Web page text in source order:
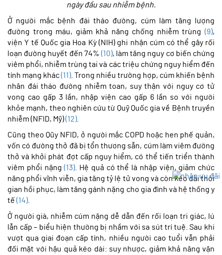
ngày đầu sau nhiễm bệnh.
Ở người mắc bệnh đái tháo đường, cúm làm tăng lượng
đường trong máu, giảm khả năng chống nhiễm trùng (9),
viện Y tế Quốc gia Hoa Kỳ (NIH) ghi nhận cúm có thể gây rối
loạn đường huyết đến 74% (10), làm tăng nguy cơ biến chứng
viêm phổi, nhiễm trùng tai và các triệu chứng nguy hiểm đến
tính mạng khác(11). Trong nhiều trường hợp, cúm khiến bệnh
nhân đái tháo đường nhiễm toan, suy thận với nguy cơ tử
vong cao gấp 3 lần, nhập viện cao gấp 6 lần so với người
khỏe mạnh, theo nghiên cứu từ Quỹ Quốc gia về Bệnh truyền
nhiễm (NFID, Mỹ)(12).
Cũng theo Qũy NFID, ở người mắc COPD hoặc hen phế quản,
vốn có đường thở đã bị tổn thương sẵn, cúm làm viêm đường
thở và khởi phát đợt cấp nguy hiểm, có thể tiến triển thành
viêm phổi nặng(13). Hệ quả có thể là nhập viện, giảm chức
năng phổi vĩnh viễn, gia tăng tỷ lệ tử vong và còn kéo dài thời
gian hồi phục, làm tăng gánh nặng cho gia đình và hệ thống y
tế (14).
Ở người già, nhiễm cúm nặng dễ dẫn đến rối loạn tri giác, lú
lẫn cấp – biểu hiện thường bị nhầm với sa sút trí tuệ. Sau khi
vượt qua giai đoạn cấp tính, nhiều người cao tuổi vẫn phải
đối mặt với hậu quả kéo dài: suy nhược, giảm khả năng vận